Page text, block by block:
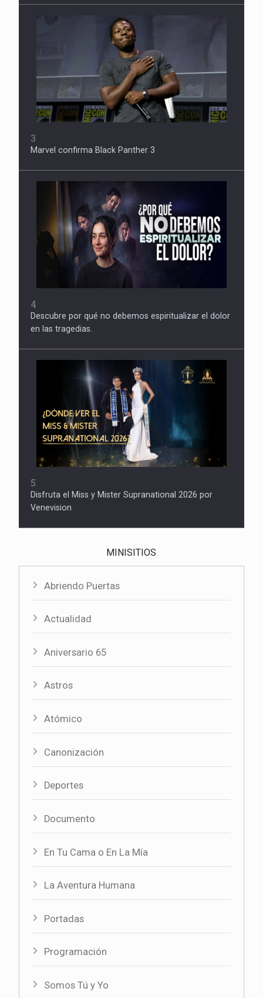
3
Marvel confirma Black Panther 3
4
Descubre por qué no debemos espiritualizar el dolor
en las tragedias.
5
Disfruta el Miss y Mister Supranational 2026 por
Venevision
MINISITIOS
Abriendo Puertas
Actualidad
Aniversario 65
Astros
Atómico
Canonización
Deportes
Documento
En Tu Cama o En La Mía
La Aventura Humana
Portadas
Programación
Somos Tú y Yo